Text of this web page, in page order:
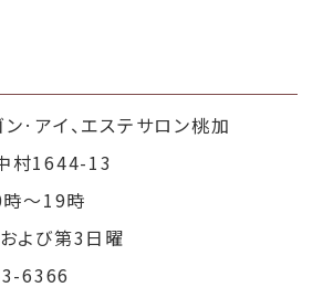
·アイ、エステサロン桃加
村1644-13
～19時
よび第3日曜
6366